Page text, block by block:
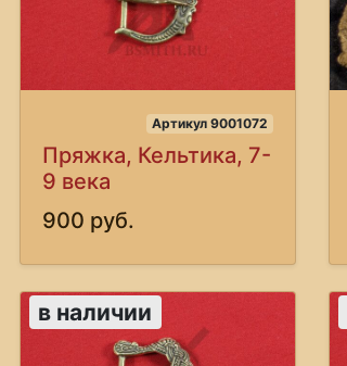
Артикул 9001072
Пряжка, Кельтика, 7-
9 века
900 руб.
в наличии